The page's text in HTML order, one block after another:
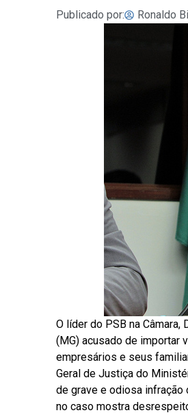
Publicado por: Ronaldo
O líder do PSB na
(MG) acusado de importar
empresários e seus
Geral de Justiça do
de grave e odiosa infração
no caso mostra